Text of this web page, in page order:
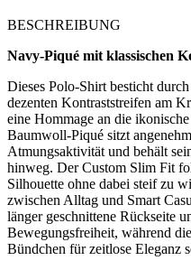
BESCHREIBUNG
Navy-Piqué mit klassischen
Dieses Polo-Shirt besticht
dezenten Kontraststreifen am
eine Hommage an die
Baumwoll-Piqué sitzt
Atmungsaktivität und behält
hinweg. Der Custom Slim Fit
Silhouette ohne dabei steif zu
zwischen Alltag und Smart
länger geschnittene Rückseite
Bewegungsfreiheit, während
Bündchen für zeitlose Eleganz